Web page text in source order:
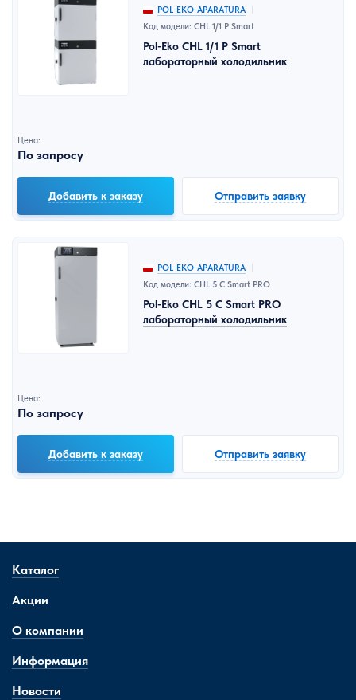
POL-EKO-APARATURA
Код модели: CHL 1/1 P Smart
Pol-Eko CHL 1/1 P Smart
лабораторный холодильник
Цена:
По запросу
Добавить к заказу Отправить заявку
POL-EKO-APARATURA
Код модели: CHL 5 C Smart PRO
Pol-Eko CHL 5 C Smart PRO
лабораторный холодильник
Цена:
По запросу
Добавить к заказу Отправить заявку
Каталог
Акции
О компании
Информация
Новости